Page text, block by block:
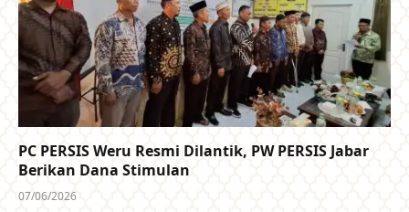
PC PERSIS Weru Resmi Dilantik, PW PERSIS Jabar
Berikan Dana Stimulan
07/06/2026